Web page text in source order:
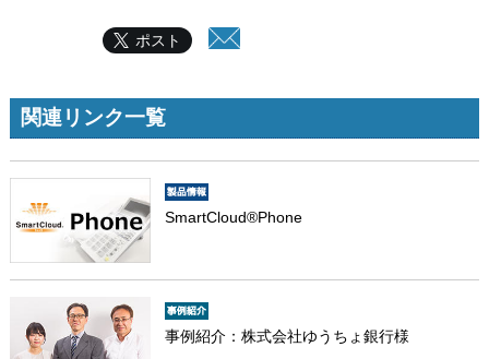
ポスト
関連リンク一覧
SmartCloud®Phone
事例紹介：株式会社ゆうちょ銀行様